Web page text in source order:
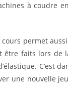
à coudre
permet
être faits lors de
C’est
une nouvelle